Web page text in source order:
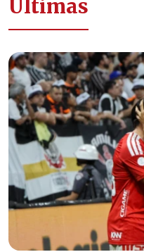
Últimas